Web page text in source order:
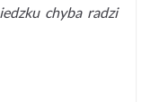
chyba radzi